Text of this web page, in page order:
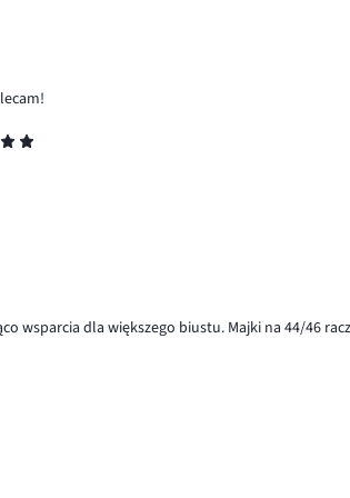
wsparcia dla większego biustu. Majki na 44/46